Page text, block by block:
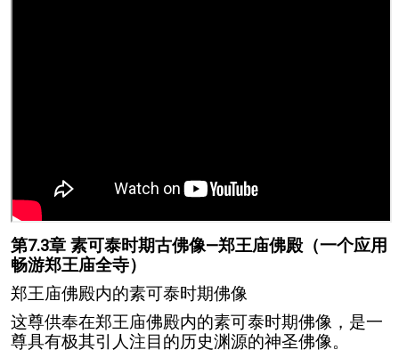
第7.3章 素可泰时期古佛像—郑王庙佛殿（一个应用
畅游郑王庙全寺）
郑王庙佛殿内的素可泰时期佛像
这尊供奉在郑王庙佛殿内的素可泰时期佛像，是一
尊具有极其引人注目的历史渊源的神圣佛像。